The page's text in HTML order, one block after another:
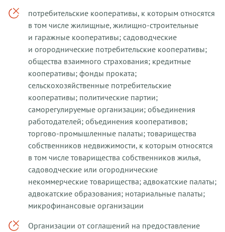
потребительские кооперативы, к которым относятся
в том числе жилищные, жилищно-строительные
и гаражные кооперативы; садоводческие
и огороднические потребительские кооперативы;
общества взаимного страхования; кредитные
кооперативы; фонды проката;
сельскохозяйственные потребительские
кооперативы; политические партии;
саморегулируемые организации; объединения
работодателей; объединения кооперативов;
торгово-промышленные палаты; товарищества
собственников недвижимости, к которым относятся
в том числе товарищества собственников жилья,
садоводческие или огороднические
некоммерческие товарищества; адвокатские палаты;
адвокатские образования; нотариальные палаты;
микрофинансовые организации
Организации от соглашений на предоставление